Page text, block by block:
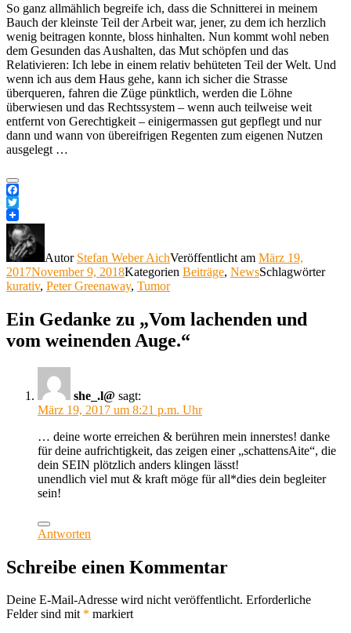
So ganz allmählich begreife ich, dass die Schnitterei in meinem
Bauch der kleinste Teil der Arbeit war, jener, zu dem ich herzlich
wenig beitragen konnte, bloss hinhalten. Nun kommt wohl neben
dem Gesunden das Aushalten, das Mut schöpfen und das
Relativieren: Ich lebe in einem relativ behüteten Teil der Welt. Und
wenn ich aus dem Haus gehe, kann ich sicher die Strasse
überqueren, fahren die Züge pünktlich, werden die Löhne
überwiesen und das Rechtssystem – wenn auch teilweise weit
entfernt von Gerechtigkeit – einigermassen gut gepflegt und nur
dann und wann von übereifrigen Regenten zum eigenen Nutzen
ausgelegt …
Facebook
Twitter
Autor Stefan Weber AichVeröffentlicht am März 19,
2017November 9, 2018Kategorien Beiträge, NewsSchlagwörter
kurativ, Peter Greenaway, Tumor
Ein Gedanke zu „Vom lachenden und
vom weinenden Auge.“
she_.l@ sagt:
März 19, 2017 um 8:21 p.m. Uhr
… deine worte erreichen & berühren mein innerstes! danke
für deine aufrichtigkeit, das zeigen einer „schattensAite“, die
dein SEIN plötzlich anders klingen lässt!
unendlich viel mut & kraft möge für all*dies dein begleiter
sein!
Antworten
Schreibe einen Kommentar
Deine E-Mail-Adresse wird nicht veröffentlicht. Erforderliche
Felder sind mit * markiert